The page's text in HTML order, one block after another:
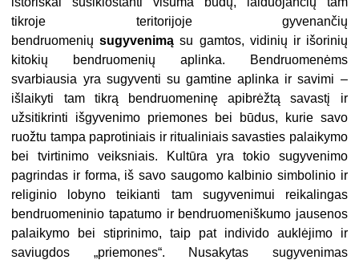
tikroje teritorijoje gyvenančių
bendruomeniųsugyvenimą su gamtos, vidinių ir išorinių
kitokių bendruomenių aplinka. Bendruomenėms
svarbiausia yra sugyventi su gamtine aplinka ir savimi –
išlaikyti tam tikrą bendruomeninę apibrėžtą savastį ir
užsitikrinti išgyvenimo priemones bei būdus, kurie savo
ruožtu tampa paprotiniais ir ritualiniais savasties palaikymo
bei tvirtinimo veiksniais. Kultūra yra tokio sugyvenimo
pagrindas ir forma, iš savo saugomo kalbinio simbolinio ir
religinio lobyno teikianti tam sugyvenimui reikalingas
bendruomeninio tapatumo ir bendruomeniškumo jausenos
palaikymo bei stiprinimo, taip pat individo auklėjimo ir
saviugdos „priemones“. Nusakytas sugyvenimas